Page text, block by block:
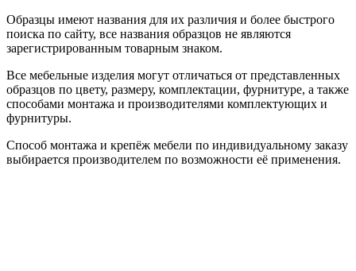
Образцы имеют названия для их различия и более быстрого
поиска по сайту, все названия образцов не являются
зарегистрированным товарным знаком.
Все мебельные изделия могут отличаться от представленных
образцов по цвету, размеру, комплектации, фурнитуре, а также
способами монтажа и производителями комплектующих и
фурнитуры.
Способ монтажа и крепёж мебели по индивидуальному заказу
выбирается производителем по возможности её применения.